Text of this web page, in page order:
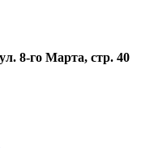
8-го Марта, стр. 40